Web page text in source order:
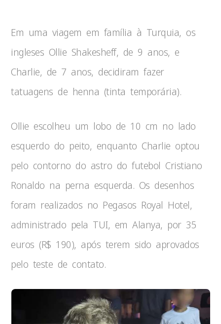
Em uma viagem em família à Turquia, os
ingleses Ollie Shakesheff, de 9 anos, e
Charlie, de 7 anos, decidiram fazer
tatuagens de henna (tinta temporária).
Ollie escolheu um lobo de 10 cm no lado
esquerdo do peito, enquanto Charlie optou
pelo contorno do astro do futebol Cristiano
Ronaldo na perna esquerda. Os desenhos
foram realizados no Pegasos Royal Hotel,
administrado pela TUI, em Alanya, por 35
euros (R$ 190), após terem sido aprovados
pelo teste de contato.